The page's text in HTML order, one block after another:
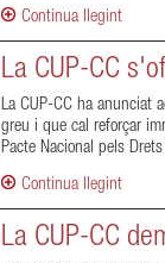
Continua llegint
La CUP-CC
La CUP-CC ha anunciat
greu i que cal reforçar
Pacte Nacional pels
Continua llegint
La CUP-CC